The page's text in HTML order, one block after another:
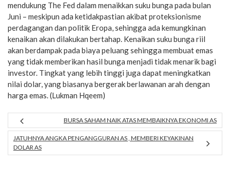
mendukung The Fed dalam menaikkan suku bunga pada bulan
Juni – meskipun ada ketidakpastian akibat proteksionisme
perdagangan dan politik Eropa, sehingga ada kemungkinan
kenaikan akan dilakukan bertahap. Kenaikan suku bunga riil
akan berdampak pada biaya peluang sehingga membuat emas
yang tidak memberikan hasil bunga menjadi tidak menarik bagi
investor. Tingkat yang lebih tinggi juga dapat meningkatkan
nilai dolar, yang biasanya bergerak berlawanan arah dengan
harga emas. (Lukman Hqeem)
BURSA SAHAM NAIK ATAS MEMBAIKNYA EKONOMI AS
JATUHNYA ANGKA PENGANGGURAN AS , MEMBERI KEYAKINAN
DOLAR AS